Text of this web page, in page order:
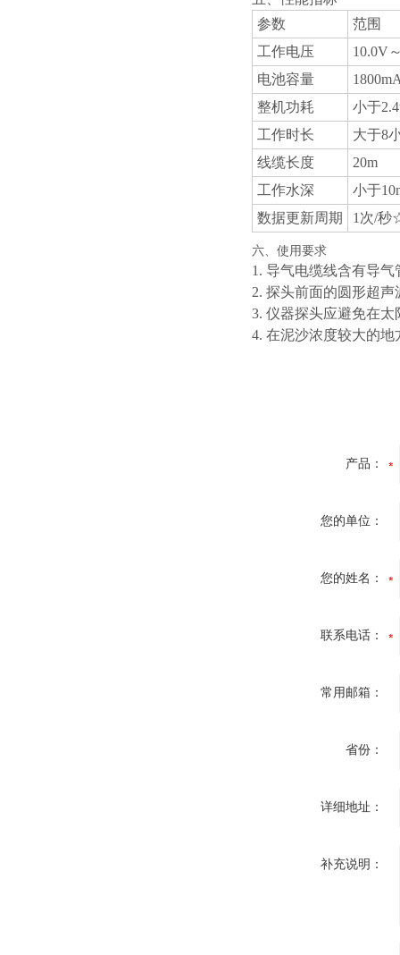
参数
范围
工作电压
10.0V
电池容量
整机功耗
小于
工作时长
大于8
线缆长度
20m
工作水深
小于
数据更新周期
1次/秒
六、使用要求
1. 导气电缆线含有导
2. 探头前面的圆形超
3. 仪器探头应避免在
4. 在泥沙浓度较大的
产品：
您的单位：
您的姓名：
联系电话：
常用邮箱：
省份：
详细地址：
补充说明：